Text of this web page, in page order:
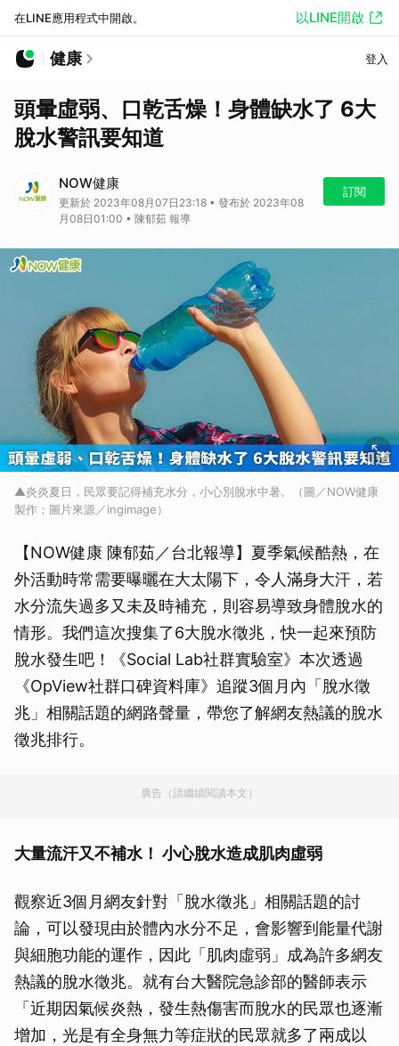
在LINE應用程式中開啟。 以LINE開啟
健康 登入
頭暈虛弱、口乾舌燥！身體缺水了 6大
脫水警訊要知道
NOW健康
更新於 2023年08月07日23:18 • 發布於 2023年08
月08日01:00 • 陳郁茹 報導
訂閱
▲炎炎夏日，民眾要記得補充水分，小心別脫水中暑。（圖／NOW健康
製作；圖片來源／ingimage）
【NOW健康 陳郁茹／台北報導】夏季氣候酷熱，在
外活動時常需要曝曬在大太陽下，令人滿身大汗，若
水分流失過多又未及時補充，則容易導致身體脫水的
情形。我們這次搜集了6大脫水徵兆，快一起來預防
脫水發生吧！《Social Lab社群實驗室》本次透過
《OpView社群口碑資料庫》追蹤3個月內「脫水徵
兆」相關話題的網路聲量，帶您了解網友熱議的脫水
徵兆排行。
廣告（請繼續閱讀本文）
大量流汗又不補水！ 小心脫水造成肌肉虛弱
觀察近3個月網友針對「脫水徵兆」相關話題的討
論，可以發現由於體內水分不足，會影響到能量代謝
與細胞功能的運作，因此「肌肉虛弱」成為許多網友
熱議的脫水徵兆。就有台大醫院急診部的醫師表示
「近期因氣候炎熱，發生熱傷害而脫水的民眾也逐漸
增加，光是有全身無力等症狀的民眾就多了兩成以